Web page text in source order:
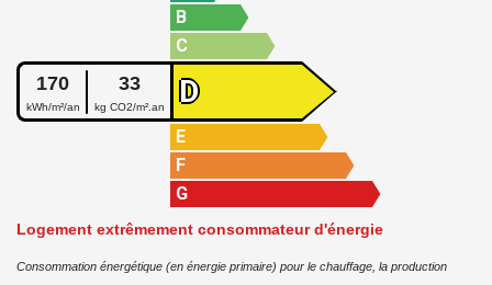
B
C
170
kWh/m²/an
33
kg CO2/m².an D
E
F
G
Logement extrêmement consommateur d'énergie
Consommation énergétique (en énergie primaire) pour le chauffage, la production